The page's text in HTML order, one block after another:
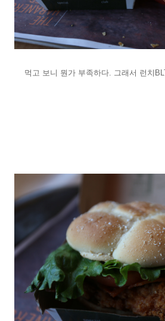
먹고 보니 뭔가 부족하다. 그래서 런치